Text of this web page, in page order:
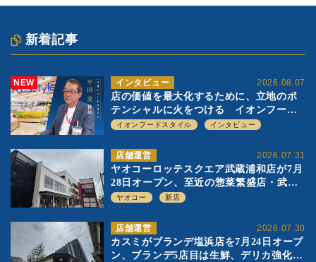
新着記事
NEW 2026.08.07
インタビュー
店の価値を最大化するために、立地のポ
テンシャルに火をつける イオンフード
スタイル 平田 炎社長
イオンフードスタイル インタビュー
2026.07.31
店舗運営
ヤオコーロッテスクエア武蔵浦和店が7月
28日オープン、至近の惣菜繁盛店・武蔵
浦和店とは生鮮強化、ですみ分け
ヤオコー 新店
2026.07.30
店舗運営
カスミがブランデ塩浜店を7月24日オープ
ン、ブランデ5店目は生鮮、デリカ強化の